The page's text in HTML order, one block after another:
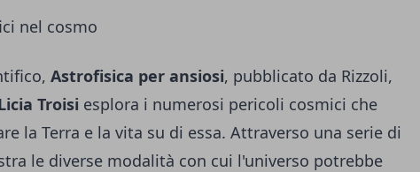
nel cosmo
Astrofisica per ansiosi, pubblicato da Rizzoli,
Troisi esplora i numerosi pericoli cosmici che
la Terra e la vita su di essa. Attraverso una serie di
le diverse modalità con cui l'universo potrebbe